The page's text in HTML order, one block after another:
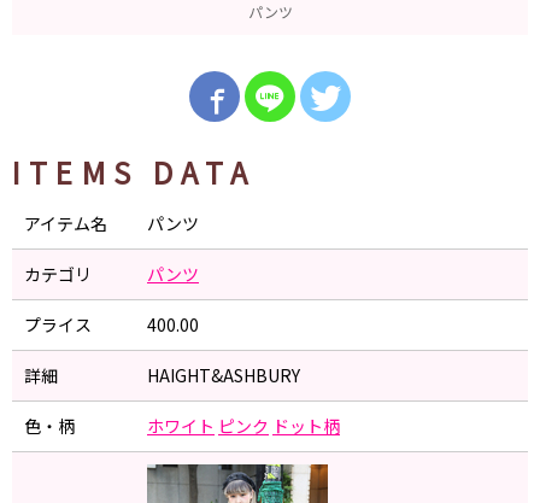
パンツ
ITEMS DATA
アイテム名 パンツ
カテゴリ パンツ
プライス 400.00
詳細 HAIGHT&ASHBURY
色・柄 ホワイト ピンク ドット柄